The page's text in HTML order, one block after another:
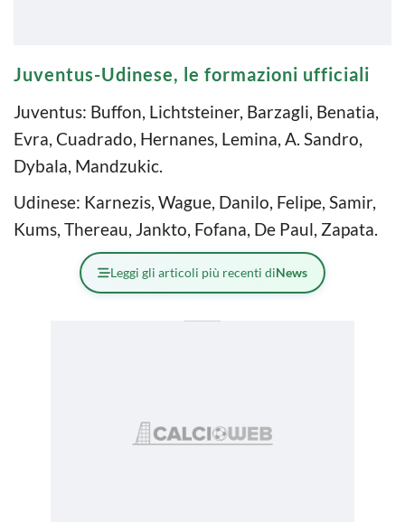
Juventus-Udinese, le formazioni ufficiali
Juventus: Buffon, Lichtsteiner, Barzagli, Benatia,
Evra, Cuadrado, Hernanes, Lemina, A. Sandro,
Dybala, Mandzukic.
Udinese: Karnezis, Wague, Danilo, Felipe, Samir,
Kums, Thereau, Jankto, Fofana, De Paul, Zapata.
Leggi gli articoli più recenti diNews